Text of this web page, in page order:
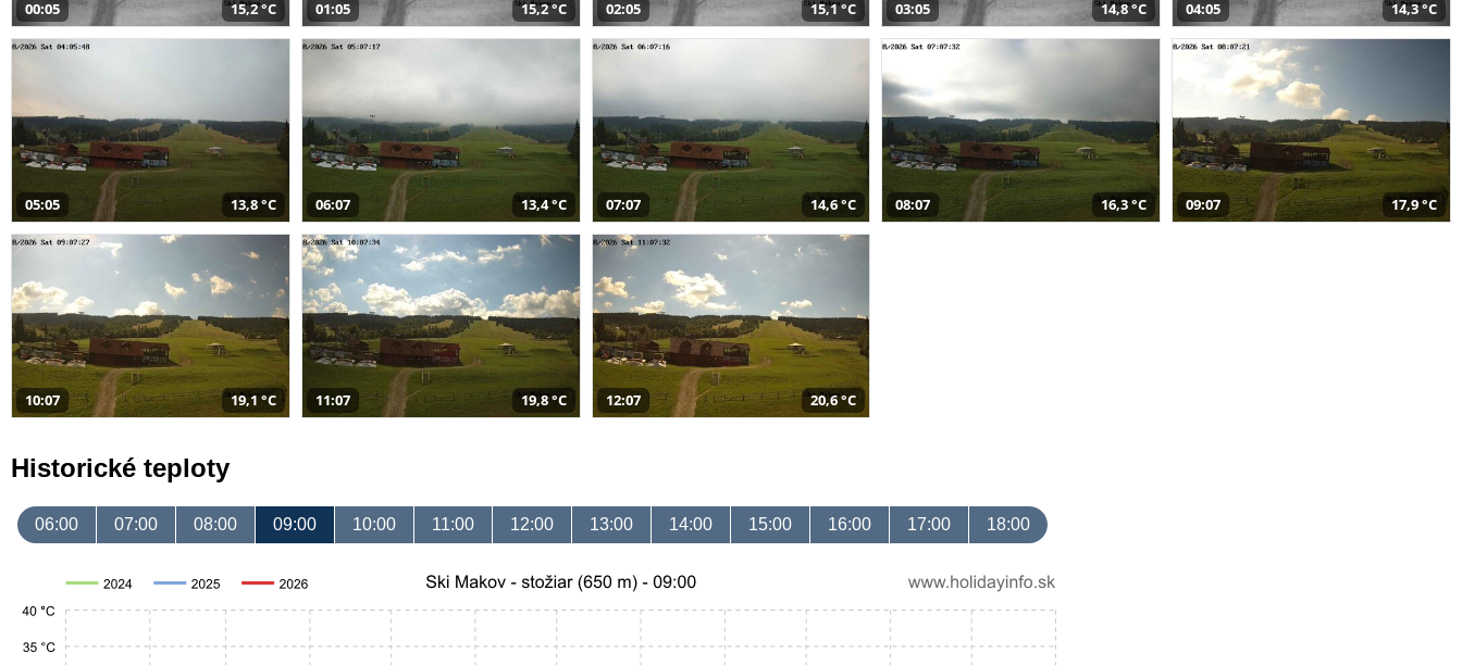
00:05 15,2 °C 01:05 15,2 °C 02:05 15,1 °C 03:05 14,8 °C 04:05 14,3 °C
05:05 13,8 °C 06:07 13,4 °C 07:07 14,6 °C 08:07 16,3 °C 09:07 17,9 °C
10:07 19,1 °C 11:07 19,8 °C 12:07 20,6 °C
Historické teploty
06:00 07:00 08:00 09:00 10:00 11:00 12:00 13:00 14:00 15:00 16:00 17:00 18:00